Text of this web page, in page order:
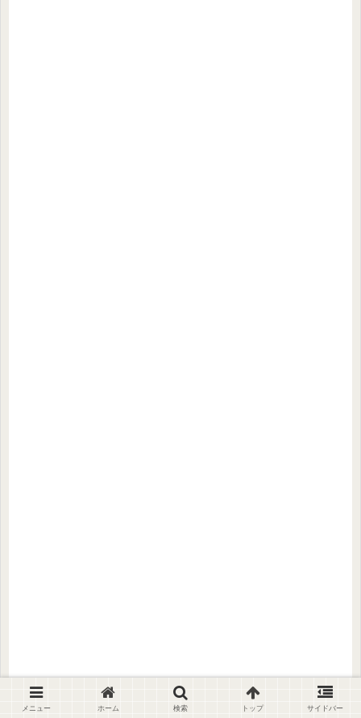
メニュー ホーム 検索 トップ サイドバー